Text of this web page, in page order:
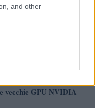
and other
vecchie GPU NVIDIA